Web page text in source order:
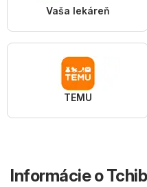
Vaša lekáreň
TEMU
Informácie o